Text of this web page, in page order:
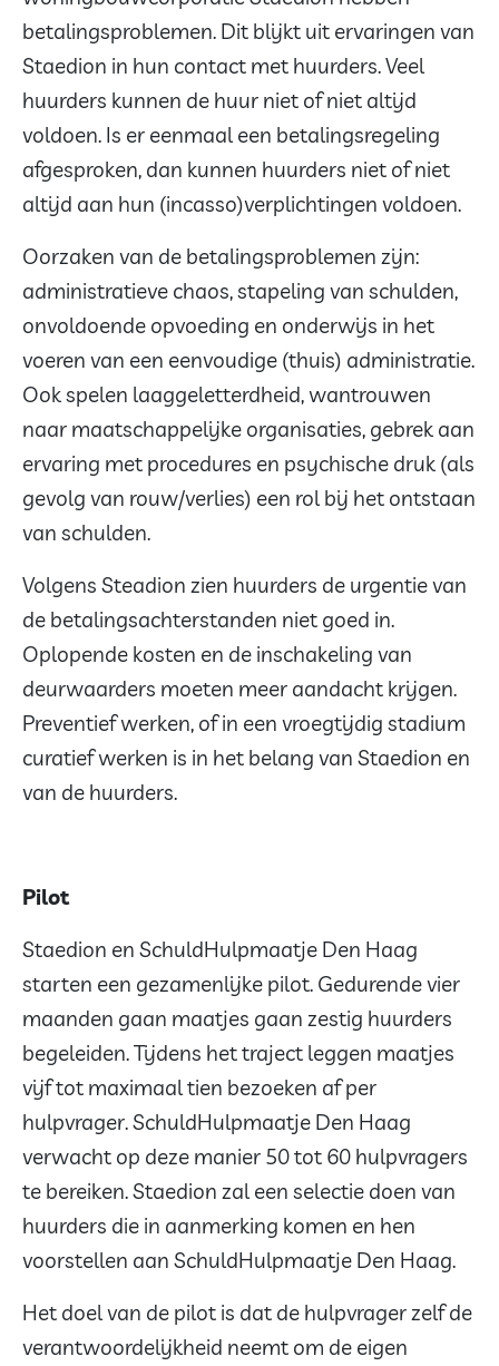
betalingsproblemen. Dit blijkt uit ervaringen van
Staedion in hun contact met huurders. Veel
huurders kunnen de huur niet of niet altijd
voldoen. Is er eenmaal een betalingsregeling
afgesproken, dan kunnen huurders niet of niet
altijd aan hun (incasso)verplichtingen voldoen.
Oorzaken van de betalingsproblemen zijn:
administratieve chaos, stapeling van schulden,
onvoldoende opvoeding en onderwijs in het
voeren van een eenvoudige (thuis) administratie.
Ook spelen laaggeletterdheid, wantrouwen
naar maatschappelijke organisaties, gebrek aan
ervaring met procedures en psychische druk (als
gevolg van rouw/verlies) een rol bij het ontstaan
van schulden.
Volgens Steadion zien huurders de urgentie van
de betalingsachterstanden niet goed in.
Oplopende kosten en de inschakeling van
deurwaarders moeten meer aandacht krijgen.
Preventief werken, of in een vroegtijdig stadium
curatief werken is in het belang van Staedion en
van de huurders.
Pilot
Staedion en SchuldHulpmaatje Den Haag
starten een gezamenlijke pilot. Gedurende vier
maanden gaan maatjes gaan zestig huurders
begeleiden. Tijdens het traject leggen maatjes
vijf tot maximaal tien bezoeken af per
hulpvrager. SchuldHulpmaatje Den Haag
verwacht op deze manier 50 tot 60 hulpvragers
te bereiken. Staedion zal een selectie doen van
huurders die in aanmerking komen en hen
voorstellen aan SchuldHulpmaatje Den Haag.
Het doel van de pilot is dat de hulpvrager zelf de
verantwoordelijkheid neemt om de eigen